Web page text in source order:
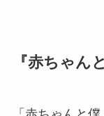
『赤ちゃん